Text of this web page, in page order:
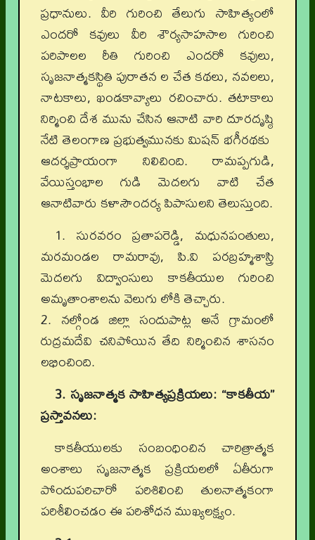
ప్రధానులు. వీరి గురించి తేలుగు సాహిత్యంలో
ఎందరో కవులు వీరి శౌర్యసాహసాల గురించి
పరిపాలల రీతి గురించి ఎందరో కవులు,
సృజనాత్మకస్థితి పురాతన ల చేత కథలు, నవలలు,
నాటకాలు, ఖండకావ్యాలు రచించారు. తటాకాలు
నిర్మించి దేశ మును చేసిన ఆనాటి వారి దూరదృష్ఠి
నేటి తెలంగాణ ప్రభుత్వమునకు మిషన్ భగీరథకు
ఆదర్శప్రాయంగా నిలిచింది. రామప్పగుడి,
వేయిస్తంభాల గుడి మెదలగు వాటి చేత
ఆనాటివారు కళాసౌందర్య పిపాసులని తెలుస్తుంది.
1. సురవరం ప్రతాపరెడ్డి, మధునపంతులు,
మరమండల రామరావు, పి.వి పరబ్రహ్మశాస్త్రి
మెదలగు విద్వాంసులు కాకతీయుల గురించి
అమృతాంశాలను వెలుగు లోకి తెచ్చారు.
2. నల్గోండ జిల్లా సందుపాట్ల అనే గ్రామంలో
రుద్రమదేవి చనిపోయిన తేది నిర్మించిన శాసనం
లభించింది.
3. సృజనాత్మక సాహిత్యప్రక్రియలు: “కాకతీయ”
ప్రస్తావనలు:
కాకతీయులకు సంబంధించిన చారిత్రాత్మక
అంశాలు సృజనాత్మక ప్రక్రియలలో ఏతీరుగా
పోందుపరిచారో పరిశిలించి తులనాత్మకంగా
పరిశీలించడం ఈ పరిశోధన ముఖ్యలక్ష్యం.